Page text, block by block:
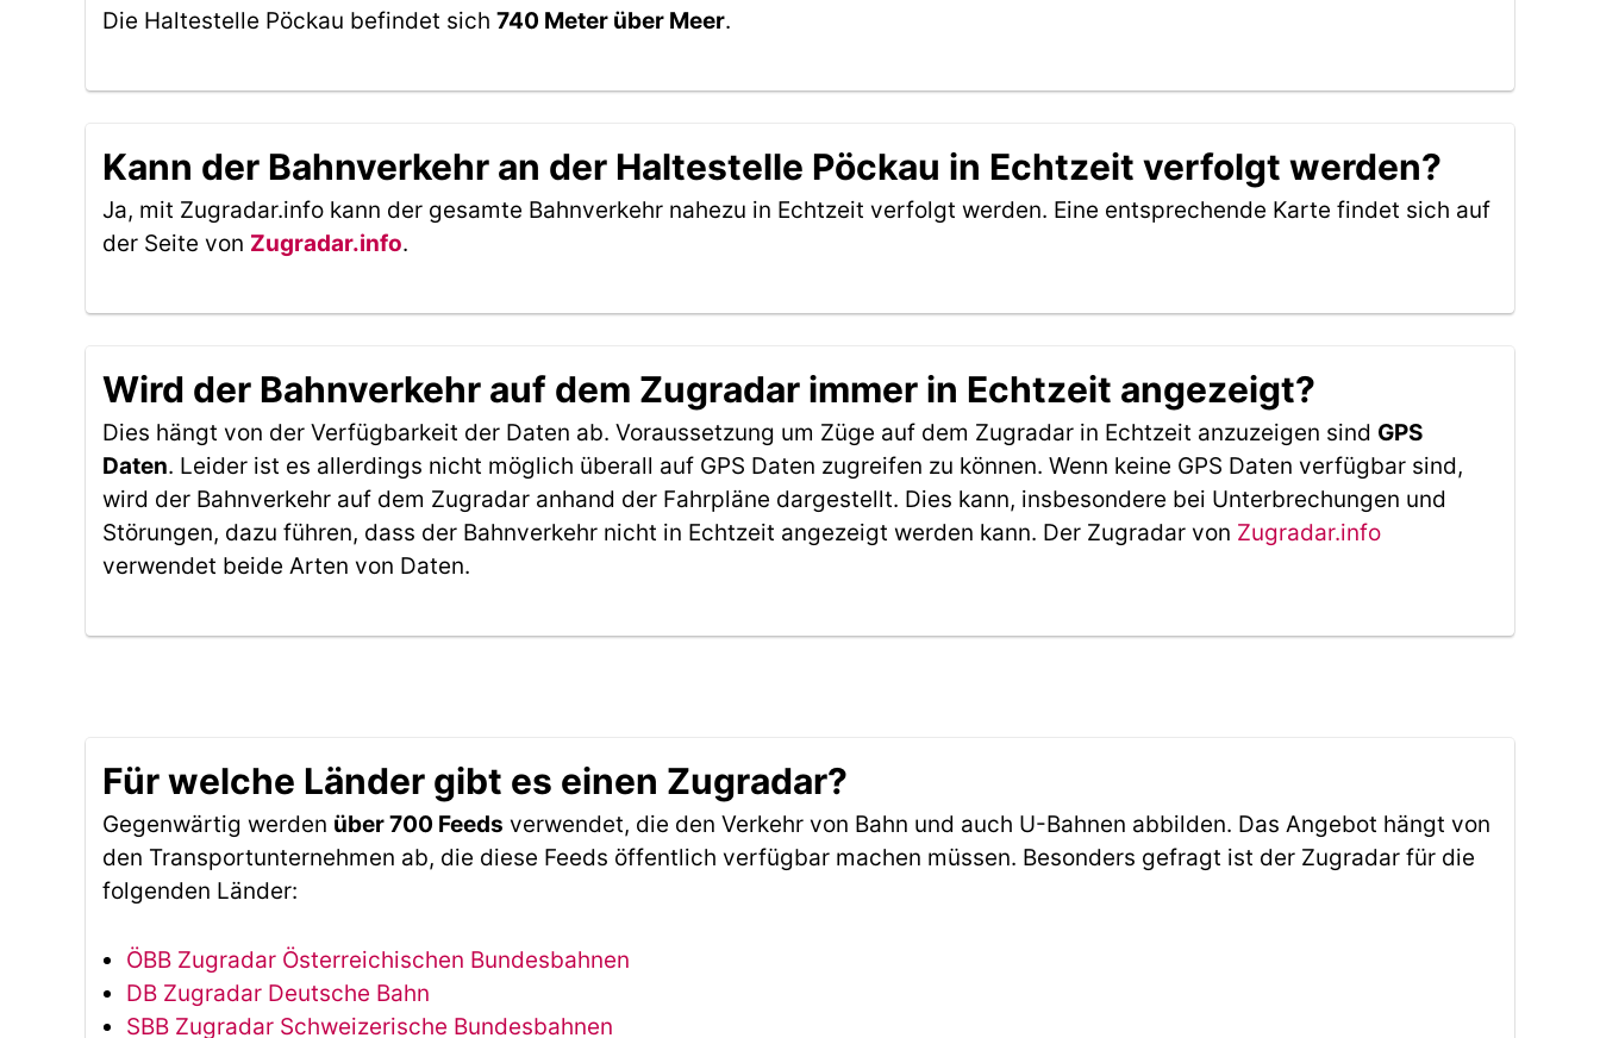
Die Haltestelle Pöckau befindet sich 740 Meter über Meer.
Kann der Bahnverkehr an der Haltestelle Pöckau in Echtzeit verfolgt werden?
Ja, mit Zugradar.info kann der gesamte Bahnverkehr nahezu in Echtzeit verfolgt werden. Eine entsprechende Karte findet sich auf
der Seite von Zugradar.info.
Wird der Bahnverkehr auf dem Zugradar immer in Echtzeit angezeigt?
Dies hängt von der Verfügbarkeit der Daten ab. Voraussetzung um Züge auf dem Zugradar in Echtzeit anzuzeigen sind GPS
Daten. Leider ist es allerdings nicht möglich überall auf GPS Daten zugreifen zu können. Wenn keine GPS Daten verfügbar sind,
wird der Bahnverkehr auf dem Zugradar anhand der Fahrpläne dargestellt. Dies kann, insbesondere bei Unterbrechungen und
Störungen, dazu führen, dass der Bahnverkehr nicht in Echtzeit angezeigt werden kann. Der Zugradar von Zugradar.info
verwendet beide Arten von Daten.
Für welche Länder gibt es einen Zugradar?
Gegenwärtig werden über 700 Feeds verwendet, die den Verkehr von Bahn und auch U-Bahnen abbilden. Das Angebot hängt von
den Transportunternehmen ab, die diese Feeds öffentlich verfügbar machen müssen. Besonders gefragt ist der Zugradar für die
folgenden Länder:
ÖBB Zugradar Österreichischen Bundesbahnen
DB Zugradar Deutsche Bahn
SBB Zugradar Schweizerische Bundesbahnen